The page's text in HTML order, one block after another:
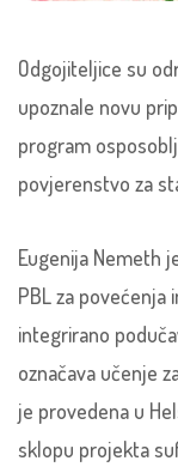
Odgojiteljice su
upoznale novu
program
povjerenstvo za
Eugenija Nemeth
PBL za povećenja
integrirano
označava učenje
je provedena u
sklopu projekta